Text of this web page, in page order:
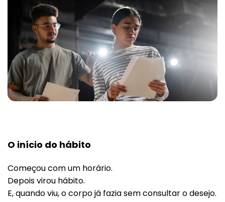
O início do hábito
Começou com um horário.
Depois virou hábito.
E, quando viu, o corpo já fazia sem consultar o desejo.